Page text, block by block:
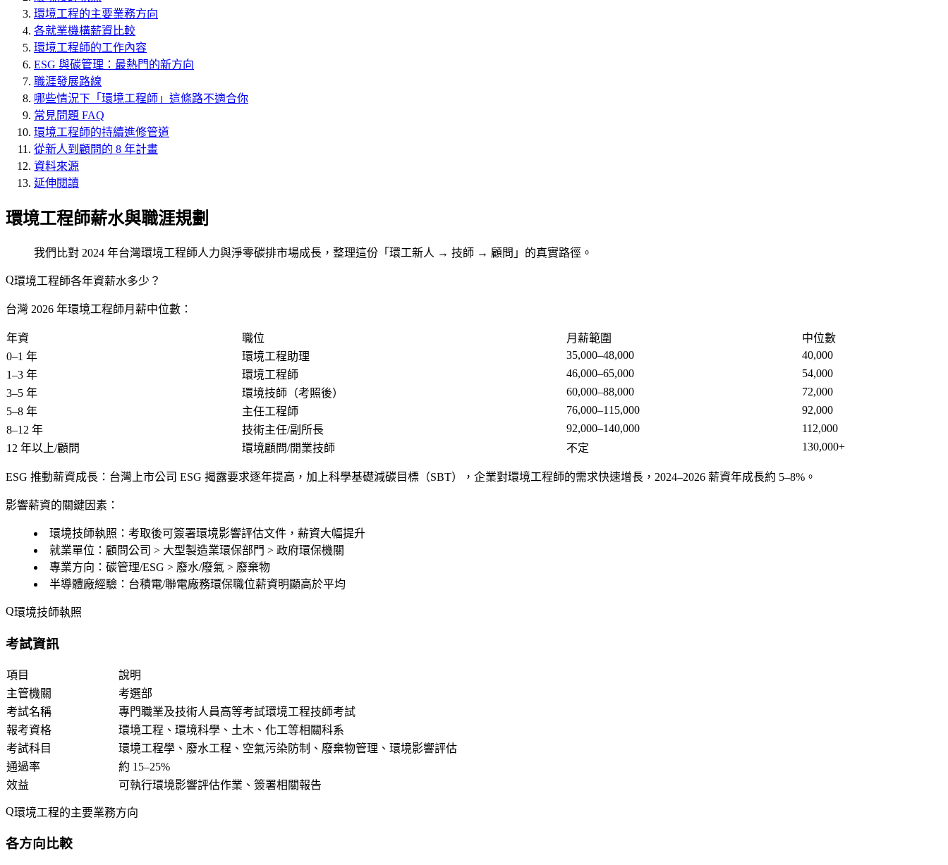
環境工程的主要業務方向
各就業機構薪資比較
環境工程師的工作內容
ESG 與碳管理：最熱門的新方向
職涯發展路線
哪些情況下「環境工程師」這條路不適合你
常見問題 FAQ
環境工程師的持續進修管道
從新人到顧問的 8 年計畫
資料來源
延伸閱讀
環境工程師薪水與職涯規劃
我們比對 2024 年台灣環境工程師人力與淨零碳排市場成長，整理這份「環工新人 → 技師 → 顧問」的真實路徑。
環境工程師各年資薪水多少？
台灣 2026 年環境工程師月薪中位數：
年資 職位 月薪範圍
中位數
0–1 年
環境工程助理 35,000–48,000
40,000
1–3 年
環境工程師 46,000–65,000
54,000
3–5 年
環境技師（考照後） 60,000–88,000
72,000
5–8 年
主任工程師 76,000–115,000
92,000
8–12 年
技術主任/副所長 92,000–140,000
112,000
12 年以上/顧問
環境顧問/開業技師 不定 130,000+
ESG 推動薪資成長 ：台灣上市公司 ESG 揭露要求逐年提高，加上科學基礎減碳目標（SBT），企業對環境工程師的需求快速增長，2024–2026 薪資年成長約 5–8%。
影響薪資的關鍵因素：
環境技師執照 ：考取後可簽署環境影響評估文件，薪資大幅提升
就業單位 ：顧問公司 > 大型製造業環保部門 > 政府環保機關
專業方向 ：碳管理/ESG > 廢水/廢氣 > 廢棄物
半導體廠經驗 ：台積電/聯電廠務環保職位薪資明顯高於平均
環境技師執照
考試資訊
項目
說明
主管機關
考選部
考試名稱
專門職業及技術人員高等考試環境工程技師考試
報考資格
環境工程、環境科學、土木、化工等相關科系
考試科目
環境工程學、廢水工程、空氣污染防制、廢棄物管理、環境影響評估
通過率
約 15–25%
效益
可執行環境影響評估作業、簽署相關報告
環境工程的主要業務方向
各方向比較